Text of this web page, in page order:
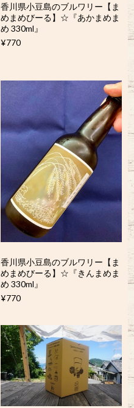
香川県小豆島のブルワリー【ま
めまめびーる】☆『あかまめま
め 330ml』
¥770
香川県小豆島のブルワリー【ま
めまめびーる】☆『きんまめま
め 330ml』
¥770